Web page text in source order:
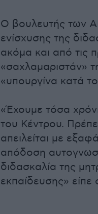
Ο βουλευτής των
ενίσχυσης της
ακόμα και από τις
«σαχλαμαριστάν»
«υπουργίνα κατά
«Έχουμε τόσα
του Κέντρου.
απειλείται με
απόδοση
διδασκαλία της
εκπαίδευσης» είπε